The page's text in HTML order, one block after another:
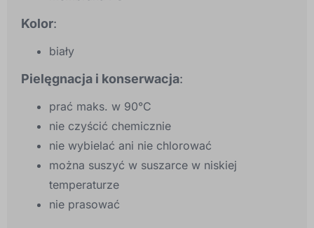
Kolor:
biały
Pielęgnacja i konserwacja:
prać maks. w 90°C
nie czyścić chemicznie
nie wybielać ani nie chlorować
można suszyć w suszarce w niskiej
temperaturze
nie prasować